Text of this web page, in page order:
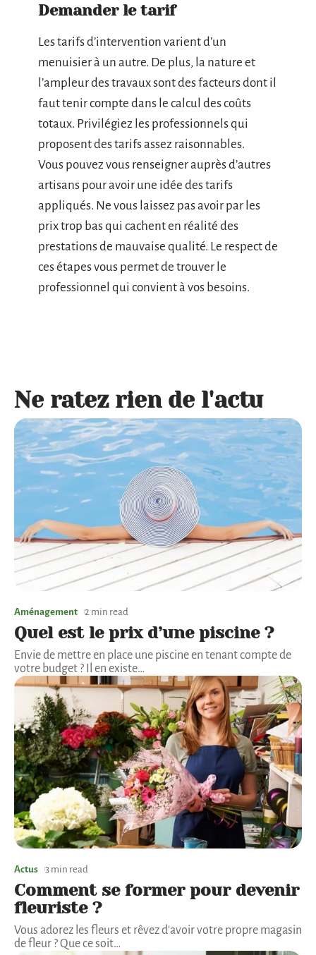
Demander le tarif
Les tarifs d’intervention varient d’un
menuisier à un autre. De plus, la nature et
l’ampleur des travaux sont des facteurs dont il
faut tenir compte dans le calcul des coûts
totaux. Privilégiez les professionnels qui
proposent des tarifs assez raisonnables.
Vous pouvez vous renseigner auprès d’autres
artisans pour avoir une idée des tarifs
appliqués. Ne vous laissez pas avoir par les
prix trop bas qui cachent en réalité des
prestations de mauvaise qualité. Le respect de
ces étapes vous permet de trouver le
professionnel qui convient à vos besoins.
Ne ratez rien de l'actu
Aménagement 2 min read
Quel est le prix d’une piscine ?
Envie de mettre en place une piscine en tenant compte de
votre budget ? Il en existe…
Actus 3 min read
Comment se former pour devenir
fleuriste ?
Vous adorez les fleurs et rêvez d'avoir votre propre magasin
de fleur ? Que ce soit…